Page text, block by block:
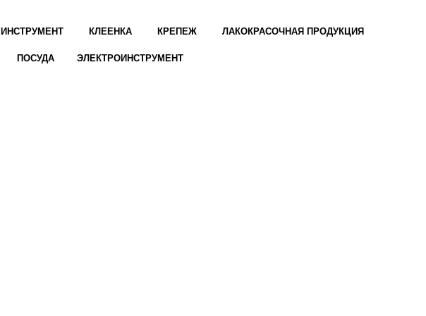
ИНСТРУМЕНТ КЛЕЕНКА КРЕПЕЖ ЛАКОКРАСОЧНАЯ ПРОДУКЦИЯ
ПОСУДА ЭЛЕКТРОИНСТРУМЕНТ